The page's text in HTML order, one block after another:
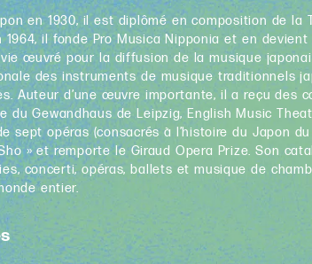
en 1930, il est diplômé en composition de la
1964, il fonde Pro Musica Nipponia et en
œuvré pour la diffusion de la musique
des instruments de musique traditionnels
Auteur d’une œuvre importante, il a reçu des
du Gewandhaus de Leipzig, English Music
sept opéras (consacrés à l’histoire du Japon
» et remporte le Giraud Opera Prize. Son
concerti, opéras, ballets et musique de
entier.